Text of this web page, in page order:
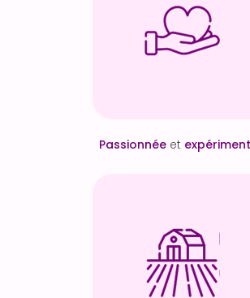
Passionnée et